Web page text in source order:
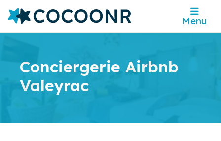
Menu
Conciergerie Airbnb
Valeyrac